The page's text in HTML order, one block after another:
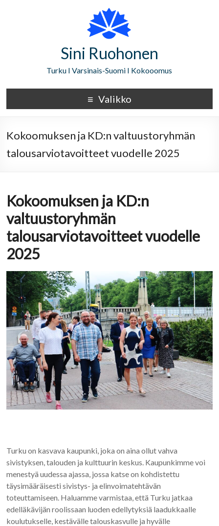
Sini Ruohonen
Turku I Varsinais-Suomi I Kokooomus
Valikko
Kokoomuksen ja KD:n valtuustoryhmän
talousarviotavoitteet vuodelle 2025
Kokoomuksen ja KD:n
valtuustoryhmän
talousarviotavoitteet vuodelle
2025
Turku on kasvava kaupunki, joka on aina ollut vahva
sivistyksen, talouden ja kulttuurin keskus. Kaupunkimme voi
menestyä uudessa ajassa, jossa katse on kohdistettu
täysimääräisesti sivistys- ja elinvoimatehtävän
toteuttamiseen. Haluamme varmistaa, että Turku jatkaa
edelläkävijän roolissaan luoden edellytyksiä laadukkaalle
koulutukselle, kestävälle talouskasvulle ja hyvälle